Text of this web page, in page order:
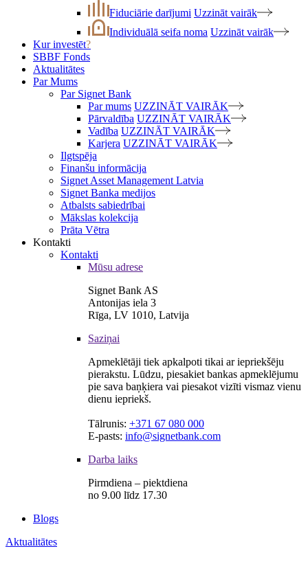
Fiduciārie darījumi Uzzināt vairāk
Individuālā seifa noma Uzzināt vairāk
Kur investēt?
SBBF Fonds
Aktualitātes
Par Mums
Par Signet Bank
Par mums UZZINĀT VAIRĀK
Pārvaldība UZZINĀT VAIRĀK
Vadība UZZINĀT VAIRĀK
Karjera UZZINĀT VAIRĀK
Ilgtspēja
Finanšu informācija
Signet Asset Management Latvia
Signet Banka medijos
Atbalsts sabiedrībai
Mākslas kolekcija
Prāta Vētra
Kontakti
Kontakti
Mūsu adrese
Signet Bank AS
Antonijas iela 3
Rīga, LV 1010, Latvija
Saziņai
Apmeklētāji tiek apkalpoti tikai ar iepriekšēju
pierakstu. Lūdzu, piesakiet bankas apmeklējumu
pie sava baņķiera vai piesakot vizīti vismaz vienu
dienu iepriekš.
Tālrunis: +371 67 080 000
E-pasts: info@signetbank.com
Darba laiks
Pirmdiena – piektdiena
no 9.00 līdz 17.30
Blogs
Aktualitātes